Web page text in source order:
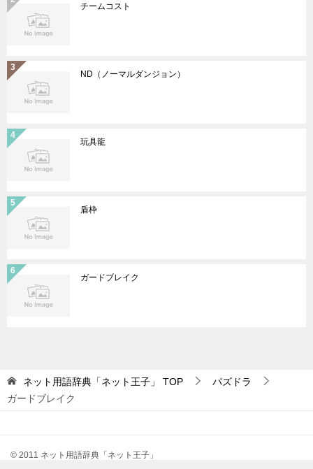
チームコスト
ND（ノーマルダンジョン）
玩具龍
盾枠
ガードブレイク
ネット用語辞典「ネット王子」 TOP
パズドラ
ガードブレイク
© 2011 ネット用語辞典「ネット王子」